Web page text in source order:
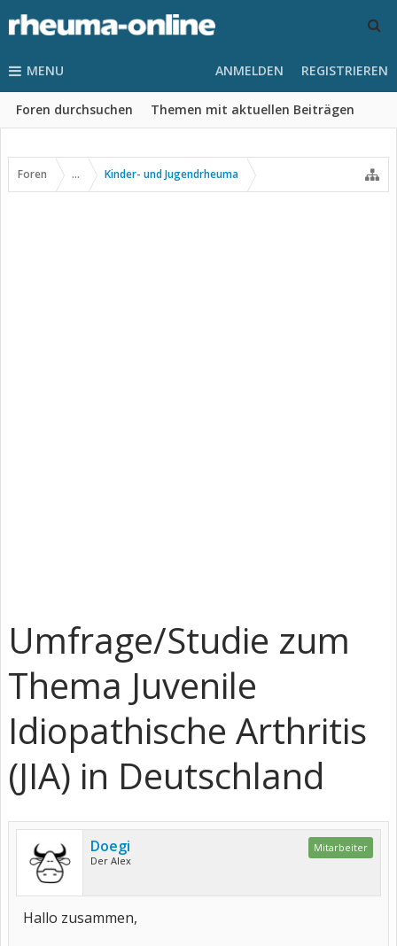
MENU
Foren durchsuchen Themen mit aktuellen Beiträgen
ANMELDEN REGISTRIEREN
Foren ... Kinder- und Jugendrheuma
Umfrage/Studie zum
Thema Juvenile
Idiopathische Arthritis
(JIA) in Deutschland
Doegi
Der Alex
Mitarbeiter
Hallo zusammen,